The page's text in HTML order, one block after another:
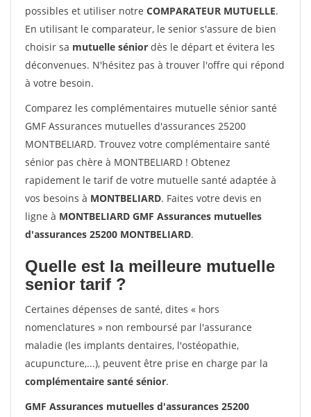
possibles et utiliser notre COMPARATEUR MUTUELLE.
En utilisant le comparateur, le senior s'assure de bien
choisir sa mutuelle sénior dès le départ et évitera les
déconvenues. N'hésitez pas à trouver l'offre qui répond
à votre besoin.
Comparez les complémentaires mutuelle sénior santé
GMF Assurances mutuelles d'assurances 25200
MONTBELIARD. Trouvez votre complémentaire santé
sénior pas chère à MONTBELIARD ! Obtenez
rapidement le tarif de votre mutuelle santé adaptée à
vos besoins à MONTBELIARD. Faites votre devis en
ligne à MONTBELIARD GMF Assurances mutuelles
d'assurances 25200 MONTBELIARD.
Quelle est la meilleure mutuelle
senior tarif ?
Certaines dépenses de santé, dites « hors
nomenclatures » non remboursé par l'assurance
maladie (les implants dentaires, l'ostéopathie,
acupuncture,...), peuvent être prise en charge par la
complémentaire santé sénior.
GMF Assurances mutuelles d'assurances 25200